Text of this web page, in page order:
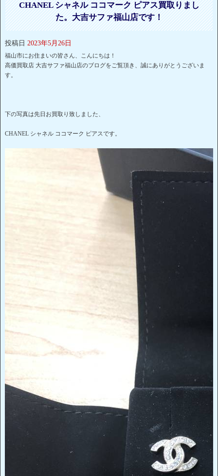
CHANEL シャネル ココマーク ピアス買取りまし
た。大吉サファ福山店です！
投稿日 2023年5月26日
福山市にお住まいの皆さん、こんにちは！
高価買取店 大吉サファ福山店のブログをご覧頂き、誠にありがとうございま
す。
下の写真は先日お買取り致しました、
CHANEL シャネル ココマーク ピアスです。